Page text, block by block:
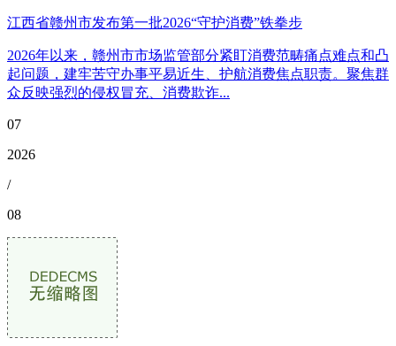
江西省赣州市发布第一批2026“守护消费”铁拳步
2026年以来，赣州市市场监管部分紧盯消费范畴痛点难点和凸
起问题，建牢苦守办事平易近生、护航消费焦点职责。聚焦群
众反映强烈的侵权冒充、消费欺诈...
07
2026
/
08